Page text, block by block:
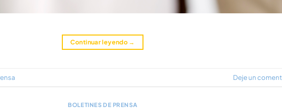
Continuar leyendo →
Deje un
BOLETINES DE PRENSA